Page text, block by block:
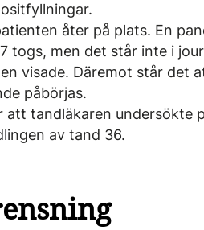
åter på plats. En
togs, men det står inte i
visade. Däremot står det
påbörjas.
att tandläkaren undersökte
av tand 36.